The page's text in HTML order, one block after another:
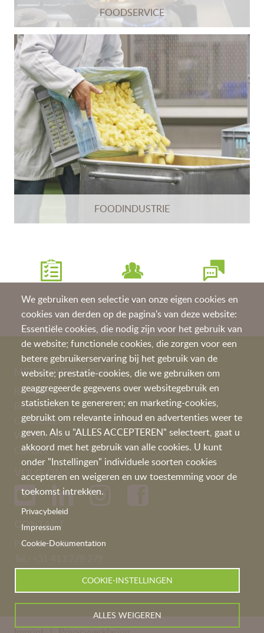
FOODSERVICE
FOODINDUSTRIE
ACTUEEL CARRIÈRE CONTACT
We gebruiken een selectie van onze eigen cookies en
cookies van derden op de pagina's van deze website:
Essentiële cookies, die nodig zijn voor het gebruik van
de website; functionele cookies, die zorgen voor een
betere gebruikerservaring bij het gebruik van de
website; prestatie-cookies, die we gebruiken om
geaggregeerde gegevens over websitegebruik en
statistieken te genereren; en marketing-cookies,
gebruikt om relevante inhoud en advertenties weer te
geven. Als u "ALLES ACCEPTEREN" selecteert, gaat u
akkoord met het gebruik van alle cookies. U kunt
onder "Instellingen" individuele soorten cookies
accepteren en weigeren en uw toestemming voor de
toekomst intrekken.
Privacybeleid
Impressum
Cookie-Dokumentation
COOKIE-INSTELLINGEN
ALLES WEIGEREN
MEER OVER PEKA
Recepten
Bedrijfsfilm
Certificaten
Werken bij Peka
Contact
VOLG ONS
CONTACT
Peka Kroef B.V
info@pekakroef.com